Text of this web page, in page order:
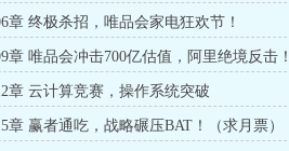
章 终极杀招，唯品会家电狂欢节！
章 唯品会冲击700亿估值，阿里绝境反击！
章 云计算竞赛，操作系统突破
章 赢者通吃，战略碾压BAT！（求月票）